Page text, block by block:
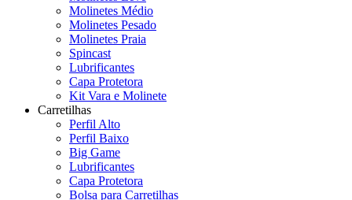
Molinetes Médio
Molinetes Pesado
Molinetes Praia
Spincast
Lubrificantes
Capa Protetora
Kit Vara e Molinete
Carretilhas
Perfil Alto
Perfil Baixo
Big Game
Lubrificantes
Capa Protetora
Bolsa para Carretilhas